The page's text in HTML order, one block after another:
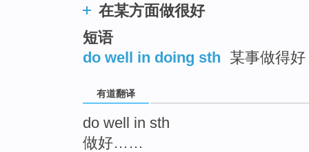
在某方面做很好
短语
do well in doing sth 某事做得
有道翻译
do well in sth
做好……